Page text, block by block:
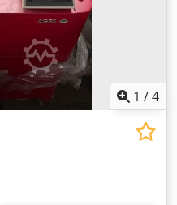
1 /4